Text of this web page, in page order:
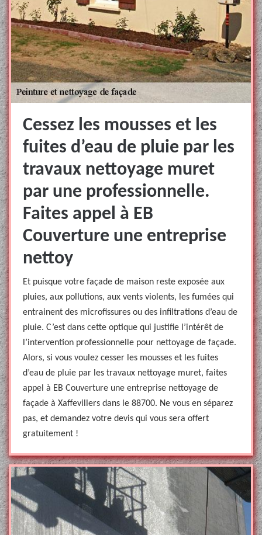
Cessez les mousses et les
fuites d’eau de pluie par les
travaux nettoyage muret
par une professionnelle.
Faites appel à EB
Couverture une entreprise
nettoy
Et puisque votre façade de maison reste exposée aux
pluies, aux pollutions, aux vents violents, les fumées qui
entrainent des microfissures ou des infiltrations d’eau de
pluie. C’est dans cette optique qui justifie l’intérêt de
l’intervention professionnelle pour nettoyage de façade.
Alors, si vous voulez cesser les mousses et les fuites
d’eau de pluie par les travaux nettoyage muret, faites
appel à EB Couverture une entreprise nettoyage de
façade à Xaffevillers dans le 88700. Ne vous en séparez
pas, et demandez votre devis qui vous sera offert
gratuitement !